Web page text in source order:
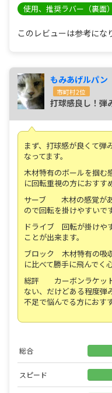
使用、推奨ラバー（裏面）
このレビューは参考にな
もみあげルパン
市町村2位
打球感良し！弾
まず、打球感が良くて弾
なってます。
木材特有のボールを掴む
に回転重視の方におすす
サーブ 木材の感覚があ
ので回転を掛けやすいです
ドライブ 回転が掛けや
ことが出来ます。
ブロック 木材特有の吸
に比べて勝手に飛んでく
総評 カーボンラケット
ない、だけどある程度弾
不足で悩んでる方におす
総合
スピード